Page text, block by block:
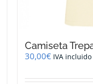
Camiseta
30,00€ IVA incluido